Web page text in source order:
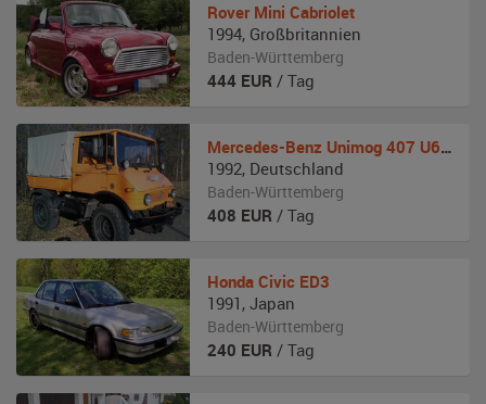
Rover Mini Cabriolet
1994, Großbritannien
Baden-Württemberg
444 EUR / Tag
Mercedes-Benz Unimog 407 U600
1992, Deutschland
Baden-Württemberg
408 EUR / Tag
Honda Civic ED3
1991 , Japan
Baden-Württemberg
240 EUR / Tag